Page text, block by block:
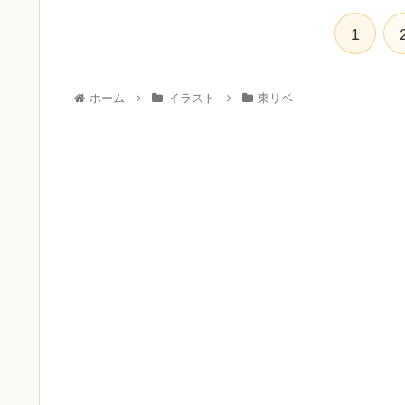
1
ホーム イラスト 東リベ